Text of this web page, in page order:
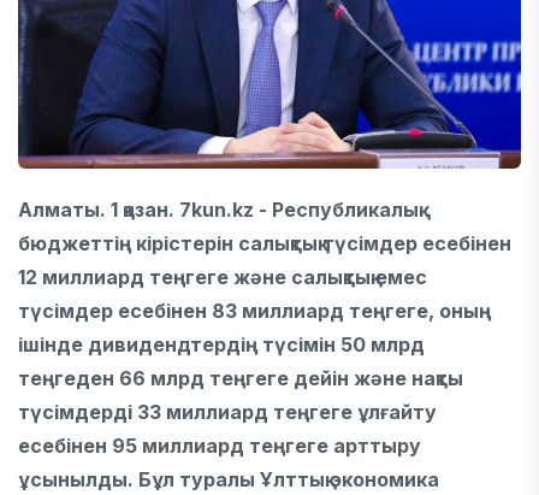
Алматы. 1 қазан. 7kun.kz - Республикалық
бюджеттің кірістерін салықтық түсімдер есебінен
12 миллиард теңгеге және салықтық емес
түсімдер есебінен 83 миллиард теңгеге, оның
ішінде дивидендтердің түсімін 50 млрд
теңгеден 66 млрд теңгеге дейін және нақты
түсімдерді 33 миллиард теңгеге ұлғайту
есебінен 95 миллиард теңгеге арттыру
ұсынылды. Бұл туралы Ұлттық экономика